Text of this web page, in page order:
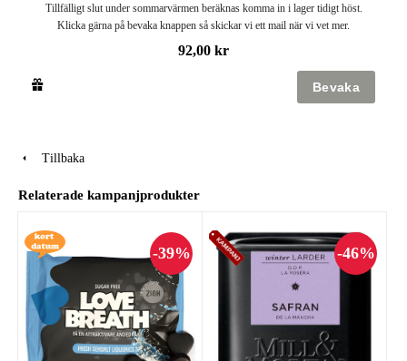
Tillfälligt slut under sommarvärmen beräknas komma in i lager tidigt höst.
Klicka gärna på bevaka knappen så skickar vi ett mail när vi vet mer.
92,00 kr
Tillbaka
Relaterade kampanjprodukter